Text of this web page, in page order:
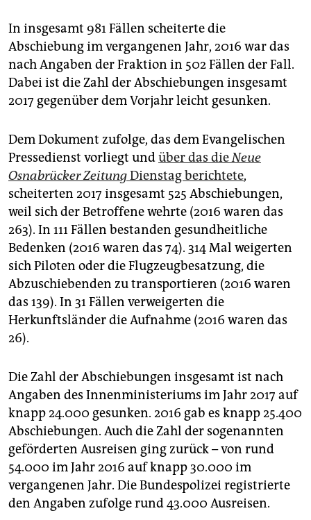
In insgesamt 981 Fällen scheiterte die
Abschiebung im vergangenen Jahr, 2016 war das
nach Angaben der Fraktion in 502 Fällen der Fall.
Dabei ist die Zahl der Abschiebungen insgesamt
2017 gegenüber dem Vorjahr leicht gesunken.
Dem Dokument zufolge, das dem Evangelischen
Pressedienst vorliegt undüber das dieNeue
Osnabrücker ZeitungDienstag berichtete,
scheiterten 2017 insgesamt 525 Abschiebungen,
weil sich der Betroffene wehrte (2016 waren das
263). In 111 Fällen bestanden gesundheitliche
Bedenken (2016 waren das 74). 314 Mal weigerten
sich Piloten oder die Flugzeugbesatzung, die
Abzuschiebenden zu transportieren (2016 waren
das 139). In 31 Fällen verweigerten die
Herkunftsländer die Aufnahme (2016 waren das
26).
Die Zahl der Abschiebungen insgesamt ist nach
Angaben des Innenministeriums im Jahr 2017 auf
knapp 24.000 gesunken. 2016 gab es knapp 25.400
Abschiebungen. Auch die Zahl der sogenannten
geförderten Ausreisen ging zurück – von rund
54.000 im Jahr 2016 auf knapp 30.000 im
vergangenen Jahr. Die Bundespolizei registrierte
den Angaben zufolge rund 43.000 Ausreisen.